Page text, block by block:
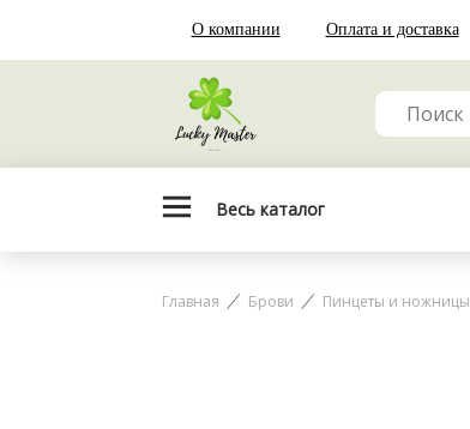
Главная Брови Пинцеты и ножницы
О компании Оплата и доставка
Весь каталог